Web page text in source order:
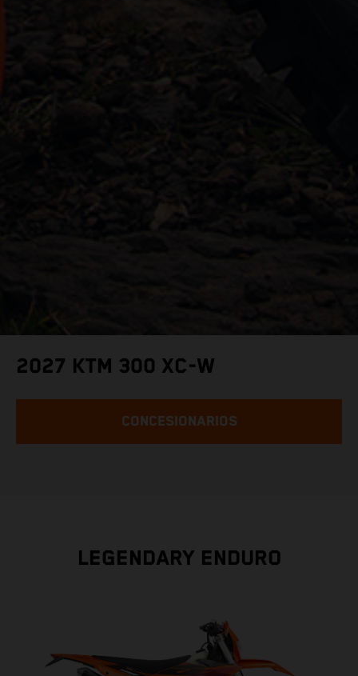
2027 KTM 300 XC-W
CONCESIONARIOS
LEGENDARY ENDURO